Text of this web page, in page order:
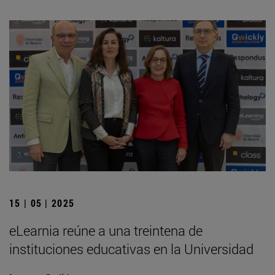
15 | 05 | 2025
eLearnia reúne a una treintena de
instituciones educativas en la Universidad